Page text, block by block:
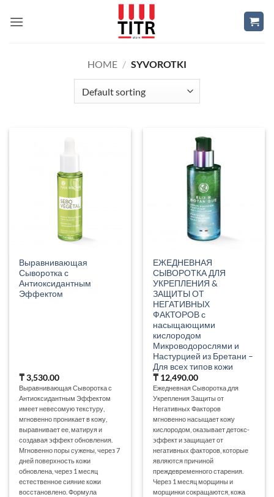
HOME / SYVOROTKI
Выравнивающая
Сыворотка с
Антиоксидантным
Эффектом
₸3,530.00
Выравнивающая Сыворотка с
Антиоксидантным Эффектом
имеет невесомую текстуру,
мгновенно проникает в кожу,
выравнивает ее, матируя и
создавая эффект обновления.
Мгновенно поры сужены, через 7
дней поверхность кожи
обновлена, через 1 месяц
естественное сияние кожи
восстановлено. Формула
ЕЖЕДНЕВНАЯ
СЫВОРОТКА ДЛЯ
УКРЕПЛЕНИЯ &
ЗАЩИТЫ ОТ
НЕГАТИВНЫХ
ФАКТОРОВ с
насыщающими
кислородом
Микроводорослями и
Настурцией из Бретани –
Для всех типов кожи
₸ 12,490.00
Ежедневная Сыворотка для
Укрепления Защиты от
Негативных Факторов
мгновенно насыщает кожу
кислородом, оказывает детокс-
эффект и защищает от
негативных факторов, которые
являются причиной
преждевременного старения.
Через 1 месяц морщины и
морщинки сокращаются, кожа